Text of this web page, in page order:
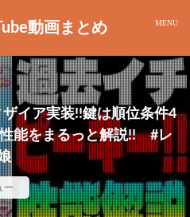
動画まとめ
イア実装!!鍵は順位条件4
能をまるっと解説!! #レ
ー